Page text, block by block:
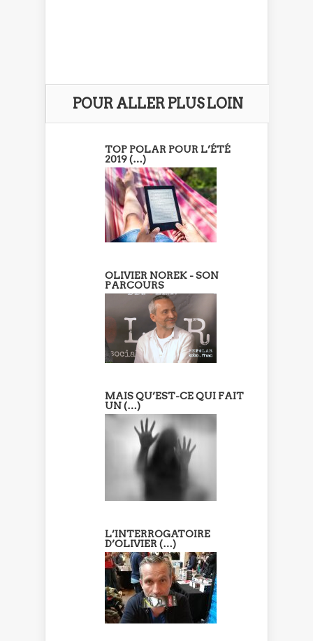
POUR ALLER PLUS LOIN
TOP POLAR POUR L’ÉTÉ
2019 (…)
OLIVIER NOREK - SON
PARCOURS
MAIS QU’EST-CE QUI FAIT
UN (…)
L’INTERROGATOIRE
D’OLIVIER (…)